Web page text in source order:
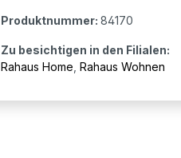
Produktnummer: 84170
Zu besichtigen in den Filialen:
Rahaus Home Rahaus Wohnen